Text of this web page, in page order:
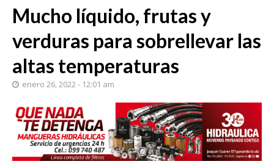
Mucho líquido, frutas y
verduras para sobrellevar las
altas temperaturas
enero 26, 2022 - 12:01 am